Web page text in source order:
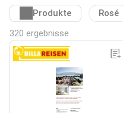
Produkte Rosé
320 ergebnisse